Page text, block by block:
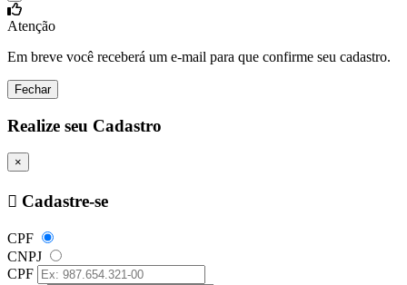
Atenção
Em breve você receberá um e-mail para que confirme seu cadastro.
Fechar
Realize seu Cadastro
×
Cadastre-se
CPF
CNPJ
CPF